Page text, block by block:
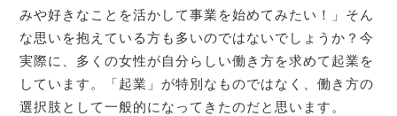
みや好きなことを活かして事業を始めてみたい！」そん
な思いを抱えている方も多いのではないでしょうか？今
実際に、多くの女性が自分らしい働き方を求めて起業を
しています。「起業」が特別なものではなく、働き方の
選択肢として一般的になってきたのだと思います。